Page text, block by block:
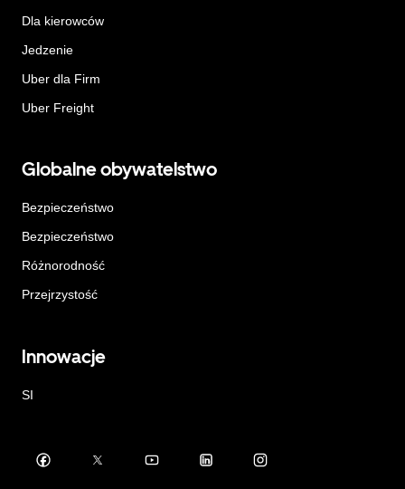
Dla kierowców
Jedzenie
Uber dla Firm
Uber Freight
Globalne obywatelstwo
Bezpieczeństwo
Bezpieczeństwo
Różnorodność
Przejrzystość
Innowacje
SI